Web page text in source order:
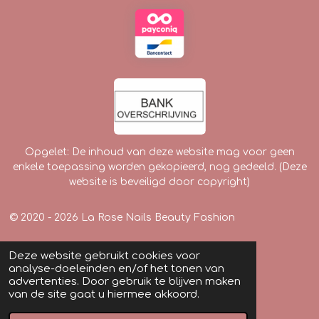
Deze website gebruikt cookies voor
analyse-doeleinden en/of het tonen van
advertenties. Door gebruik te blijven maken
van de site gaat u hiermee akkoord.
Opgelet: De inhoud van deze website mag voor geen
enkele toepassing worden gekopieerd, nog gedeeld. (Deze
website is beveiligd door copyright)
© 2020 - 2026 La Rose Nails Beauty Fashion